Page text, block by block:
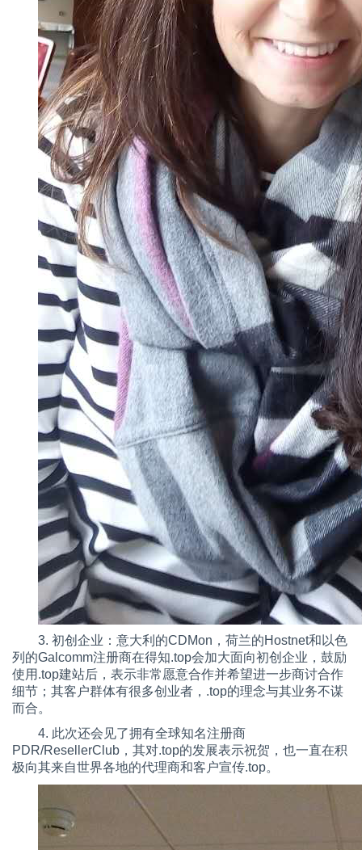
3. 初创企业：意大利的CDMon，荷兰的Hostnet和以色
列的Galcomm注册商在得知.top会加大面向初创企业，鼓励
使用.top建站后，表示非常愿意合作并希望进一步商讨合作
细节；其客户群体有很多创业者，.top的理念与其业务不谋
而合。
4. 此次还会见了拥有全球知名注册商
PDR/ResellerClub，其对.top的发展表示祝贺，也一直在积
极向其来自世界各地的代理商和客户宣传.top。